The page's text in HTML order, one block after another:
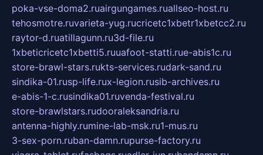
poka-vse-doma2.ruairgungames.ruallseo-host.ru
tehosmotre.ruvarieta-yug.rucricetc1xbetr1xbetcc2.ru
raytor-d.ruatillagunn.ru3d-file.ru
1xbeticricetc1xbetti5.ruuafoot-statti.rue-abis1c.ru
store-brawl-stars.rukts-services.rudark-sand.ru
sindika-01.rusp-life.rux-legion.rusib-archives.ru
e-abis-1-c.rusindika01.ruvenda-festival.ru
store-brawlstars.rudooraleksandria.ru
antenna-highly.rumine-lab-msk.ru1-mus.ru
3-sex-porn.ruban-damn.rupurse-factory.ru